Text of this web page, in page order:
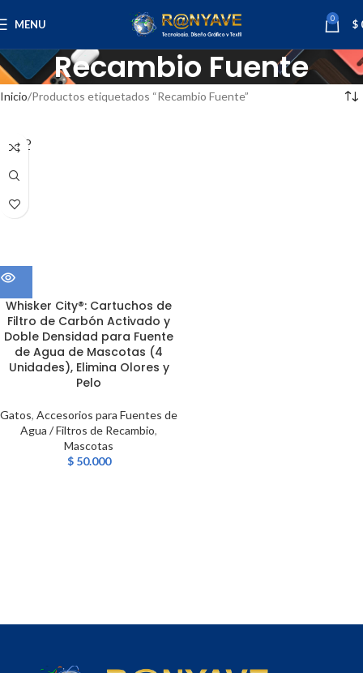
MENU 0 $
Recambio Fuente
Inicio Productos etiquetados “Recambio Fuente”
SOLD
OUT
Whisker City®: Cartuchos de
Filtro de Carbón Activado y
Doble Densidad para Fuente
de Agua de Mascotas (4
Unidades), Elimina Olores y
Pelo
Gatos, Accesorios para Fuentes de
Agua / Filtros de Recambio,
Mascotas
$50.000